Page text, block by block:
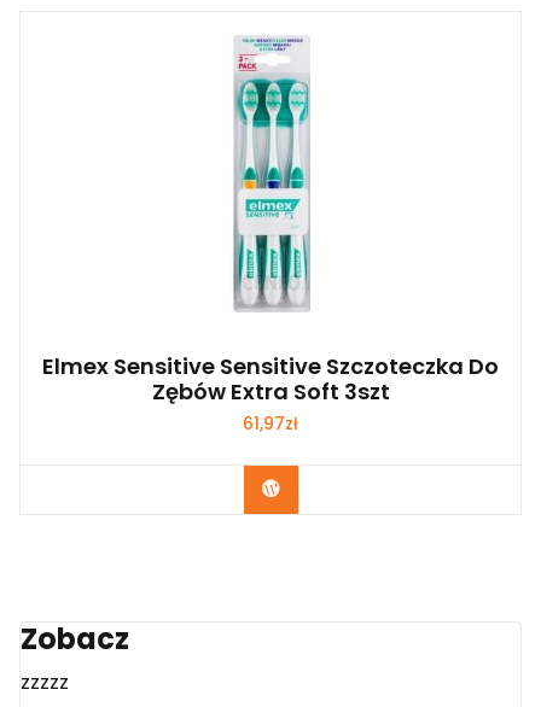
Elmex Sensitive Sensitive Szczoteczka Do
Zębów Extra Soft 3szt
61,97zł
Zobacz
Zobacz
zzzzz